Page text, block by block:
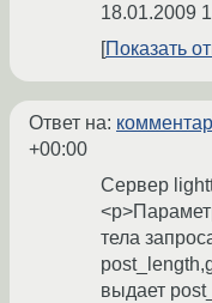
18.01.2009
Показать
Ответ на:
+00:00
Сервер
тела
выдает